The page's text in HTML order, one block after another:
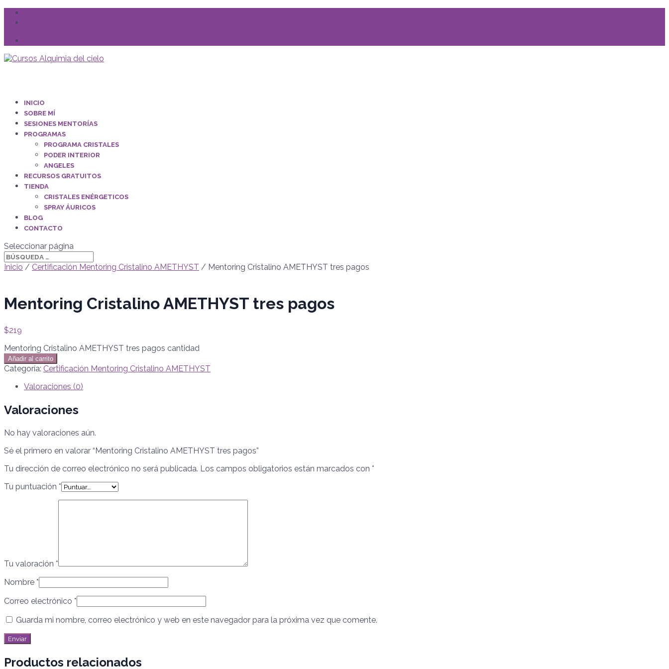
INICIO
SOBRE MÍ
SESIONES MENTORÍAS
PROGRAMAS
PROGRAMA CRISTALES
PODER INTERIOR
ANGELES
RECURSOS GRATUITOS
TIENDA
CRISTALES ENÉRGETICOS
SPRAY ÁURICOS
BLOG
CONTACTO
Seleccionar página
Inicio / Certificación Mentoring Cristalino AMETHYST / Mentoring Cristalino AMETHYST tres pagos
Mentoring Cristalino AMETHYST tres pagos
$219
Mentoring Cristalino AMETHYST tres pagos cantidad
Añadir al carrito
Categoría: Certificación Mentoring Cristalino AMETHYST
Valoraciones (0)
Valoraciones
No hay valoraciones aún.
Sé el primero en valorar “Mentoring Cristalino AMETHYST tres pagos”
Tu dirección de correo electrónico no será publicada. Los campos obligatorios están marcados con *
Tu puntuación *
Tu valoración *
Nombre *
Correo electrónico *
Guarda mi nombre, correo electrónico y web en este navegador para la próxima vez que comente.
Productos relacionados